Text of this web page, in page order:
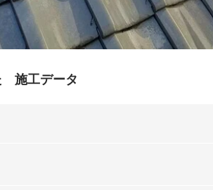
施工データ